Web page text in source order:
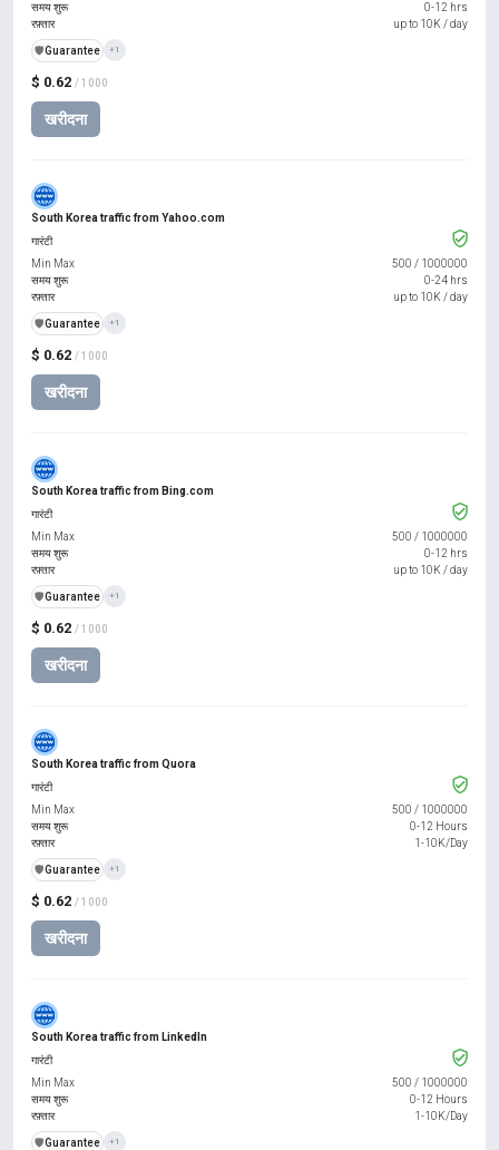
$ 0.62 / 1000
खरीदना
समय शुरू
0-12 hrs
रफ़्तार
up to 10K / day
️🛡️Guarantee +1
South Korea traffic from Yahoo.com
$ 0.62 / 1000
खरीदना
गारंटी
Min Max
500 / 1000000
समय शुरू
0-24 hrs
रफ़्तार
up to 10K / day
️🛡️Guarantee +1
South Korea traffic from Bing.com
$ 0.62 / 1000
खरीदना
गारंटी
Min Max
500 / 1000000
समय शुरू
0-12 hrs
रफ़्तार
up to 10K / day
️🛡️Guarantee +1
South Korea traffic from Quora
$ 0.62 / 1000
खरीदना
गारंटी
Min Max
500 / 1000000
समय शुरू
0-12 Hours
रफ़्तार
1-10K/Day
️🛡️Guarantee +1
South Korea traffic from LinkedIn
गारंटी
Min Max
500 / 1000000
समय शुरू
0-12 Hours
रफ़्तार
1-10K/Day
️🛡️Guarantee +1